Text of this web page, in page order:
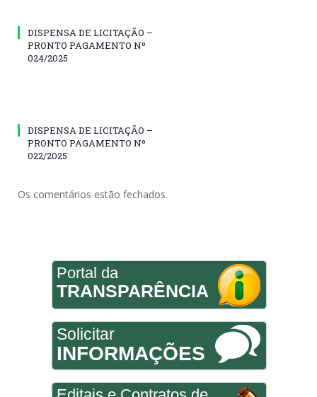
DISPENSA DE LICITAÇÃO –
PRONTO PAGAMENTO Nº
024/2025
DISPENSA DE LICITAÇÃO –
PRONTO PAGAMENTO Nº
022/2025
Os comentários estão fechados.
Portal da
TRANSPARÊNCIA
Solicitar
INFORMAÇÕES